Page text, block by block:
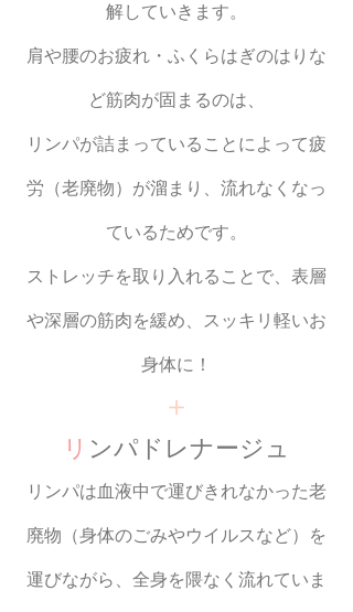
解していきます。
肩や腰のお疲れ・ふくらはぎのはりな
ど筋肉が固まるのは、
リンパが詰まっていることによって疲
労（老廃物）が溜まり、流れなくなっ
ているためです。
ストレッチを取り入れることで、表層
や深層の筋肉を緩め、スッキリ軽いお
身体に！
＋
リ ンパドレナージュ
リンパは血液中で運びきれなかった老
廃物（身体のごみやウイルスなど）を
運びながら、全身を隈なく流れていま